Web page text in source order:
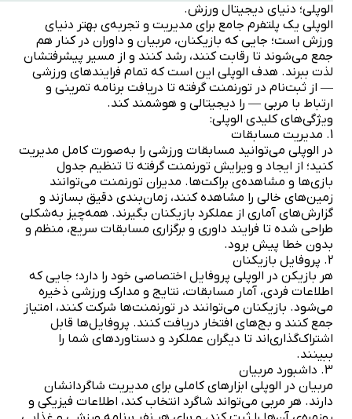
الوپلی؛ دنیای دیجیتال ورزش.
الوپلی یک پلتفرم جامع برای مدیریت و تجربه‌ی بهتر دنیای
ورزش است؛ جایی که بازیکنان، مربیان و داوران در کنار هم
جمع می‌شوند تا رقابت کنند، رشد کنند و از مسیر پیشرفتشان
لذت ببرند. هدف الوپلی این است که تمام فرایندهای ورزشی
— از ثبت‌نام در تورنمنت گرفته تا دریافت برنامه تمرینی و
ارتباط با مربی — را دیجیتالی و هوشمند کند.
ویژگی‌های کلیدی الوپلی:
1. مدیریت مسابقات
در الوپلی می‌توانید مسابقات ورزشی را به‌صورت کامل مدیریت
کنید؛ از ایجاد و ویرایش تورنمنت گرفته تا تنظیم جدول
بازی‌ها و مشاهده‌ی براکت‌ها. مدیران تورنمنت می‌توانند
زمین‌های خالی را مشاهده کنند، زمان‌بندی دقیق بسازند و
گزارش‌های آماری از عملکرد بازیکنان بگیرند. همه‌چیز به‌شکلی
طراحی شده تا فرایند داوری و برگزاری مسابقات سریع، منظم و
بدون خطا پیش برود.
2. پروفایل بازیکنان
هر بازیکن در الوپلی پروفایل اختصاصی خود را دارد؛ جایی که
اطلاعات فردی، آمار مسابقات، نتایج و مدارک ورزشی ذخیره
می‌شود. بازیکنان می‌توانند در تورنمنت‌ها شرکت کنند، امتیاز
جمع کنند و بج‌های افتخار دریافت کنند. پروفایل‌ها قابل
اشتراک‌گذاری‌اند تا دیگران عملکرد و دستاوردهای شما را
ببینند.
3. داشبورد مربیان
مربیان در الوپلی ابزارهای کاملی برای مدیریت شاگردانشان
دارند. هر مربی می‌تواند شاگرد انتخاب کند، اطلاعات فیزیکی و